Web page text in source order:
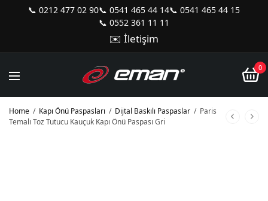
📞 0212 477 02 90📞 0541 465 44 14📞 0541 465 44 15
📞 0552 361 11 11
✉️ İletişim
0
Home / Kapı Önü Paspasları / Dijtal Baskılı Paspaslar / Paris
Temalı Toz Tutucu Kauçuk Kapı Önü Paspası Gri